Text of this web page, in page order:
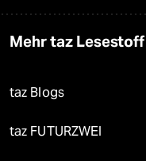
Mehr taz Lesestoff
taz Blogs
taz FUTURZWEI